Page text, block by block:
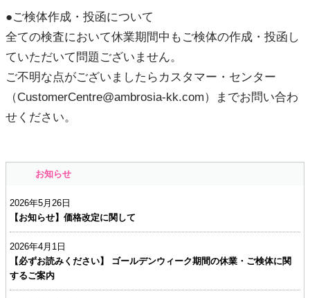
●ご検体作成・投函について
全ての検査において休業期間中もご検体の作成・投函し
ていただいて問題ございません。
ご不明な点がございましたらカスタマー・センター
（CustomerCentre@ambrosia-kk.com）までお問い合わ
せください。
お知らせ
2026年5月26日
【お知らせ】価格改定に関して
2026年4月1日
【必ずお読みください】 ゴールデンウィーク期間の休業・ご検体に関
するご案内